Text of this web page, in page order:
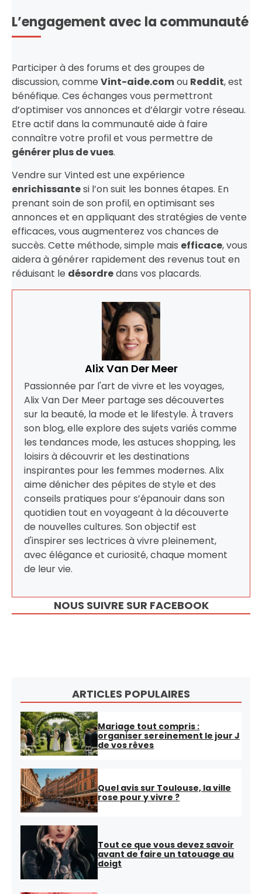
L’engagement avec la communauté
Participer à des forums et des groupes de
discussion, comme Vint-aide.comou Reddit, est
bénéfique. Ces échanges vous permettront
d’optimiser vos annonces et d’élargir votre réseau.
Etre actif dans la communauté aide à faire
connaître votre profil et vous permettre de
générer plus de vues.
Vendre sur Vinted est une expérience
enrichissantesi l’on suit les bonnes étapes. En
prenant soin de son profil, en optimisant ses
annonces et en appliquant des stratégies de vente
efficaces, vous augmenterez vos chances de
succès. Cette méthode, simple mais efficace, vous
aidera à générer rapidement des revenus tout en
réduisant le désordredans vos placards.
Alix Van Der Meer
Passionnée par l'art de vivre et les voyages,
Alix Van Der Meer partage ses découvertes
sur la beauté, la mode et le lifestyle. À travers
son blog, elle explore des sujets variés comme
les tendances mode, les astuces shopping, les
loisirs à découvrir et les destinations
inspirantes pour les femmes modernes. Alix
aime dénicher des pépites de style et des
conseils pratiques pour s’épanouir dans son
quotidien tout en voyageant à la découverte
de nouvelles cultures. Son objectif est
d'inspirer ses lectrices à vivre pleinement,
avec élégance et curiosité, chaque moment
de leur vie.
NOUS SUIVRE SUR FACEBOOK
ARTICLES POPULAIRES
Mariage tout compris :
organiser sereinement le jour J
de vos rêves
Quel avis sur Toulouse, la ville
rose pour y vivre ?
Tout ce que vous devez savoir
avant de faire un tatouage au
doigt